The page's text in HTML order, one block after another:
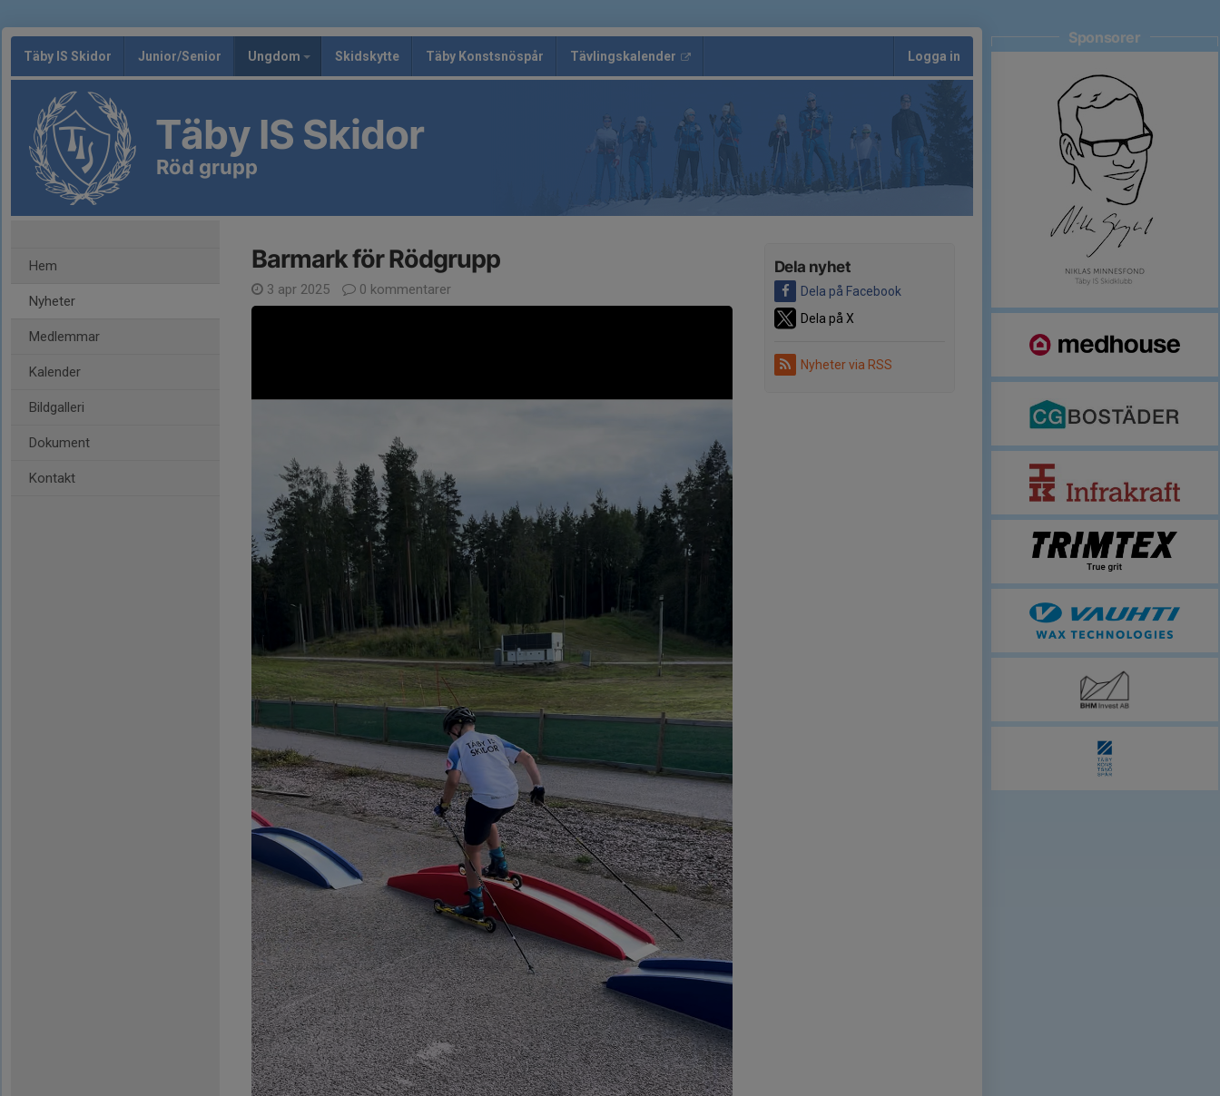
Täby IS Skidor Junior/Senior Ungdom Skidskytte Täby Konstsnöspår Tävlingskalender Logga in
Täby IS Skidor
Röd grupp
Hem
Nyheter
Medlemmar
Kalender
Bildgalleri
Dokument
Kontakt
Dela nyhet
Dela på Facebook
Dela på X
Nyheter via RSS
Barmark för Rödgrupp
3 apr 2025 0 kommentarer
Sponsorer